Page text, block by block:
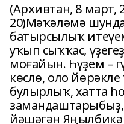
(Архивтан, 8 март,
20)Мәҡәләмә
батырсылыҡ
уҡып сыҡҡас,
моғайын. Һүҙем –
көслө, оло
булырлыҡ, хатта
йәшәгән